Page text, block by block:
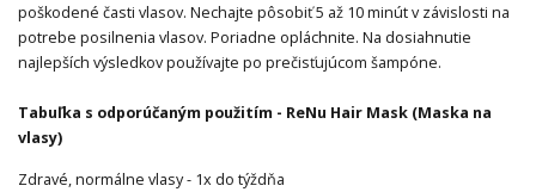
poškodené časti vlasov. Nechajte pôsobiť 5 až 10 minút v závislosti na
potrebe posilnenia vlasov. Poriadne opláchnite. Na dosiahnutie
najlepších výsledkov používajte po prečisťujúcom šampóne.
Tabuľka s odporúčaným použitím - ReNu Hair Mask (Maska na
vlasy)
Zdravé, normálne vlasy - 1x do týždňa